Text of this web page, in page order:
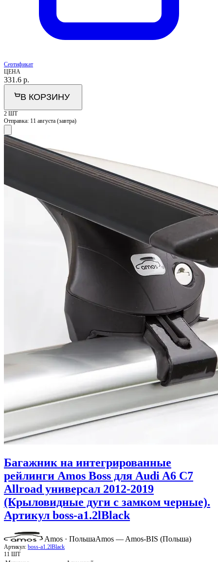
Сертификат
ЦЕНА
331.6 р.
В КОРЗИНУ
2 ШТ
Отправка: 11 августа (завтра)
Багажник на интегрированные
рейлинги Amos Boss для Audi A6 C7
Allroad универсал 2012-2019
(Крыловидные дуги с замком черные).
Артикул boss-a1.2lBlack
Amos · ПольшаAmos — Amos-BIS (Польша)
Артикул: boss-a1.2lBlack
11 ШТ